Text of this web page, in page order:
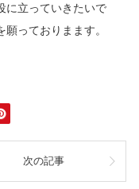
に立っていきたいで
っておりまます。
次の記事